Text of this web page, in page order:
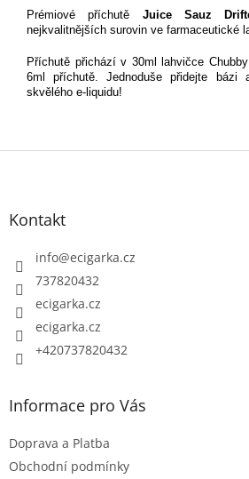
Prémiové příchutě Juice Sauz
nejkvalitnějších surovin ve farmaceutické
Příchutě přichází v 30ml lahvičce
6ml příchutě. Jednoduše přidejte bázi
skvělého e-liquidu!
Kontakt
info@ecigarka.cz
737820432
ecigarka.cz
ecigarka.cz
+420737820432
Informace pro Vás
Doprava a Platba
Obchodní podmínky